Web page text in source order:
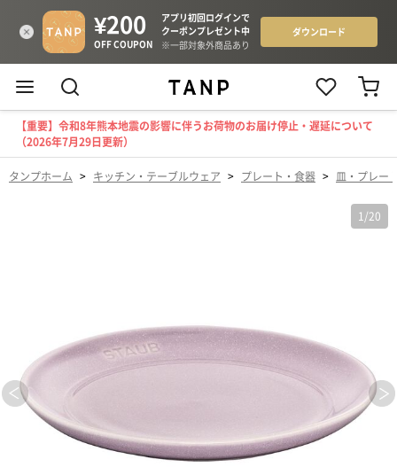
【重要】令和8年熊本地震の影響に伴うお荷物のお届け停止・遅延について
（2026年7月29日更新）
タンプホーム > キッチン・テーブルウェア > プレート・食器 > 皿・プレー
1 /20